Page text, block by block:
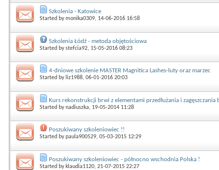
Szkolenia - Katowice
Started bymonika0309, 14-06-2016 16:58
Szkolenia Łódź - metoda objętościowa
Started bystefcia92, 15-05-2016 08:23
4-dniowe szkolenie MASTER Magnitica Lashes-luty oraz marzec
Started by liz1988, 06-01-2016 20:03
Kurs rekonstrukcji brwi z elementami przedłużania i zagęszczania
Started bynadiuszka, 19-05-2014 11:28
Poszukiwany szkoleniowiec !!
Started bypaula900529, 05-03-2015 12:29
Poszukiwany szkoleniowiec - północno wschodnia Polska !
Started by klaudia1120, 21-07-2015 22:27